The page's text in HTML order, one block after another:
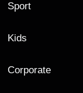
Sport
Kids
Corporate